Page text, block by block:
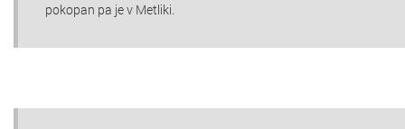
pokopan pa je v Metliki.